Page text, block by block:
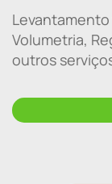
Volumetria,
outros